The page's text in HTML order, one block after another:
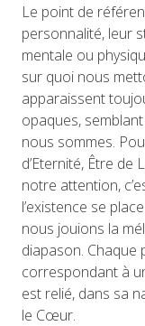
Le point de
personnalité, leur
mentale ou
sur quoi nous
apparaissent
opaques,
nous sommes.
d’Eternité, Être de
notre attention,
l’existence se
nous jouions la
diapason. Chaque
correspondant à
est relié, dans sa
le Cœur.